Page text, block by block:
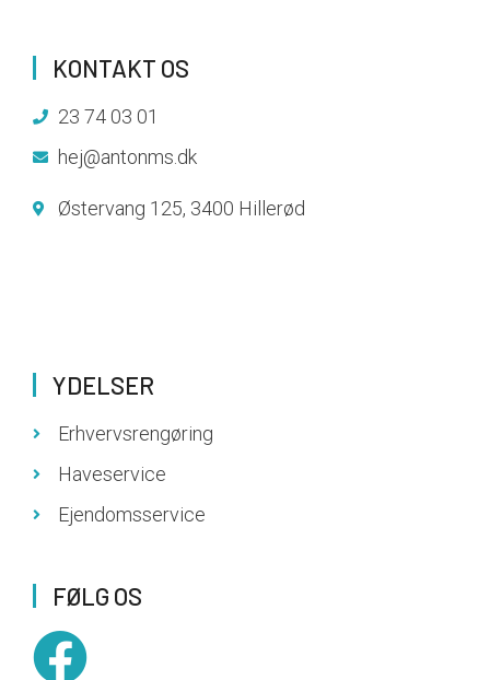
KONTAKT OS
23 74 03 01
hej@antonms.dk
Østervang 125, 3400 Hillerød
YDELSER
Erhvervsrengøring
Haveservice
Ejendomsservice
FØLG OS